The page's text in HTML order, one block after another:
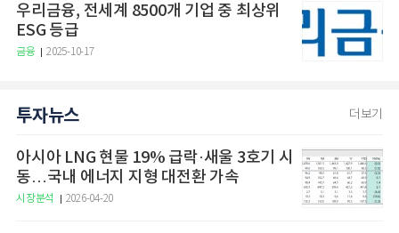
우리금융, 전세계 8500개 기업 중 최상위
ESG 등급
금융 2025-10-17
투자뉴스 더보기
아시아 LNG 현물 19% 급락·새울 3호기 시
동…국내 에너지 지형 대전환 가속
시장분석 2026-04-20